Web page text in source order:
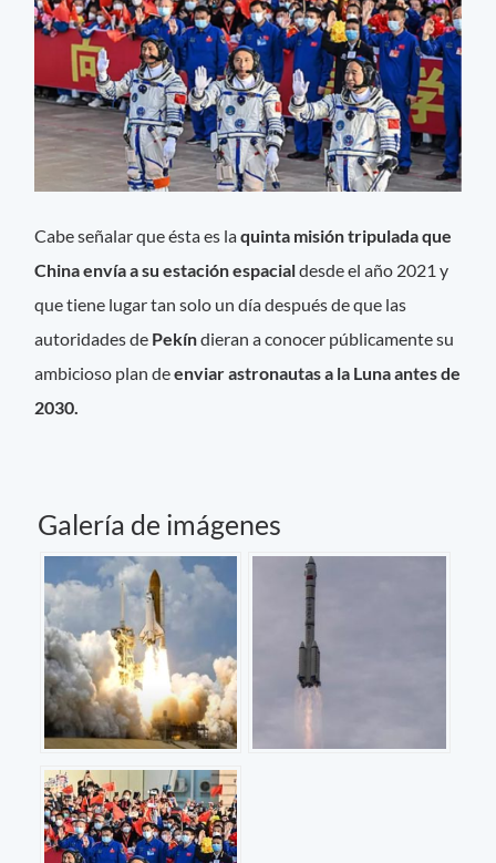
Cabe señalar que ésta es laquinta misión tripulada que
China envía a su estación espacialdesde el año 2021 y
que tiene lugar tan solo un día después de que las
autoridades de Pekíndieran a conocer públicamente su
ambicioso plan deenviar astronautas a la Luna antes de
2030.
Galería de imágenes